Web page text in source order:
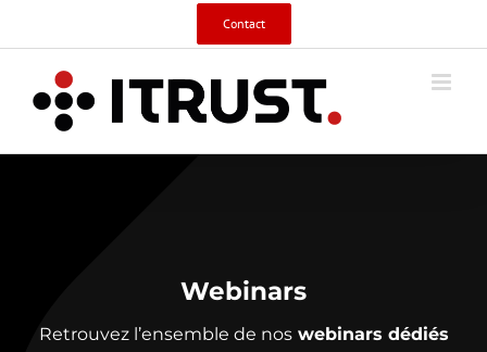
Contact
Webinars
Retrouvez l’ensemble de noswebinars dédiés